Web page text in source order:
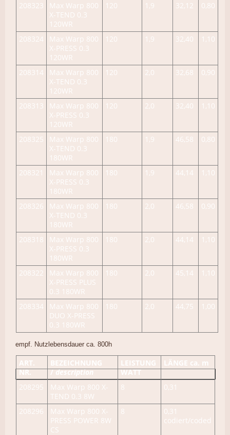
208323
Max Warp 800
X-TEND 0.3
120WR
120 1,9 32,12 0,80
208324
Max Warp 800
X-PRESS 0.3
120WR
120 1,9 32,40 1,10
208314
Max Warp 800
X-TEND 0.3
120WR
120 2,0 32,68 0,90
208313
Max Warp 800
X-PRESS 0.3
120WR
120 2,0 32,40 1,10
208325
Max Warp 800
X-TEND 0.3
180WR
180 1,9 46,58 0,80
208321
Max Warp 800
X-PRESS 0.3
180WR
180 1,9 44,14 1,10
208326
Max Warp 800
X-TEND 0.3
180WR
180 2,0 46,58 0,90
208318
Max Warp 800
X-PRESS 0.3
180WR
180 2,0 44,14 1,10
208322
Max Warp 800
X-PRESS PLUS
0.3 180WR
180 2,0 45,14 1,10
208334
Max Warp 800
DUO X-PRESS
0.3 180WR
180 2,0 44,75 1,00
empf. Nutzlebensdauer ca. 800h
ART.
NR.
BEZEICHNUNG
/description
LEISTUNG
WATT
LÄNGE ca. m
208295
Max Warp 800 X-
TEND 0.3 8W
8 0,31
208296
Max Warp 800 X-
PRESS POWER 8W
CS
8
0,31
codiert/coded